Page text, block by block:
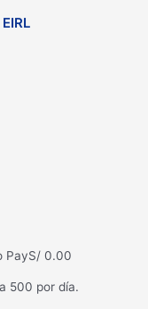
PayS/ 0.00
500 por día.